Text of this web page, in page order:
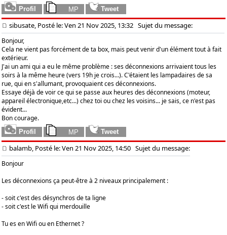
sibusate, Posté le: Ven 21 Nov 2025, 13:32 Sujet du message:
Bonjour,
Cela ne vient pas forcément de ta box, mais peut venir d'un élément tout à fait
extérieur.
J'ai un ami qui a eu le même problème : ses déconnexions arrivaient tous les
soirs à la même heure (vers 19h je crois...). C'étaient les lampadaires de sa
rue, qui en s'allumant, provoquaient ces déconnexions.
Essaye déjà de voir ce qui se passe aux heures des déconnexions (moteur,
appareil électronique,etc...) chez toi ou chez les voisins... je sais, ce n'est pas
évident...
Bon courage.
balamb, Posté le: Ven 21 Nov 2025, 14:50 Sujet du message:
Bonjour
Les déconnexions ça peut-être à 2 niveaux principalement :
- soit c'est des désynchros de ta ligne
- soit c'est le Wifi qui merdouille
Tu es en Wifi ou en Ethernet ?